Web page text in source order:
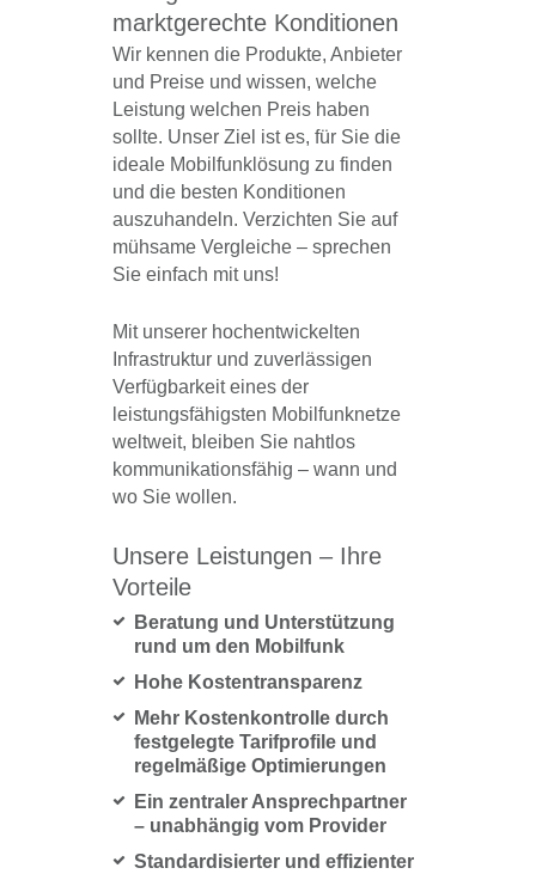
marktgerechte Konditionen
Wir kennen die Produkte, Anbieter
und Preise und wissen, welche
Leistung welchen Preis haben
sollte. Unser Ziel ist es, für Sie die
ideale Mobilfunklösung zu finden
und die besten Konditionen
auszuhandeln. Verzichten Sie auf
mühsame Vergleiche – sprechen
Sie einfach mit uns!
Mit unserer hochentwickelten
Infrastruktur und zuverlässigen
Verfügbarkeit eines der
leistungsfähigsten Mobilfunknetze
weltweit, bleiben Sie nahtlos
kommunikationsfähig – wann und
wo Sie wollen.
Unsere Leistungen – Ihre
Vorteile
Beratung und Unterstützung
rund um den Mobilfunk
Hohe Kostentransparenz
Mehr Kostenkontrolle durch
festgelegte Tarifprofile und
regelmäßige Optimierungen
Ein zentraler Ansprechpartner
– unabhängig vom Provider
Standardisierter und effizienter